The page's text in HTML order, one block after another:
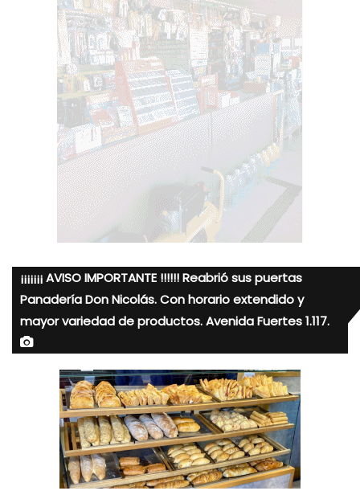
¡¡¡¡¡¡¡ AVISO IMPORTANTE !!!!!! Reabrió sus puertas
Panadería Don Nicolás. Con horario extendido y
mayor variedad de productos. Avenida Fuertes 1.117.